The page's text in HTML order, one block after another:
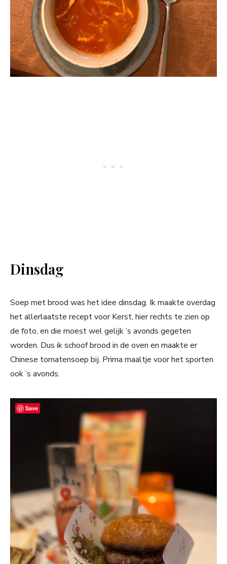
Dinsdag
Soep met brood was het idee dinsdag. Ik maakte overdag
het allerlaatste recept voor Kerst, hier rechts te zien op
de foto, en die moest wel gelijk ’s avonds gegeten
worden. Dus ik schoof brood in de oven en maakte er
Chinese tomatensoep bij. Prima maaltje voor het sporten
ook ’s avonds.
Save